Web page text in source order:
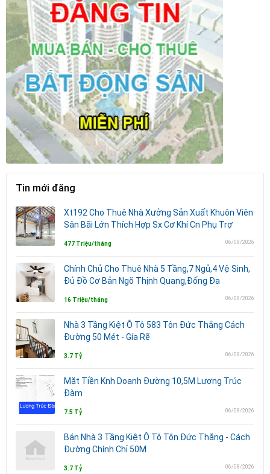
Tin mới đăng
Xt192 Cho Thuê Nhà Xưởng Sản Xuất Khuôn Viên
Sân Bãi Lớn Thích Hợp Sx Cơ Khí Cn Phụ Trợ
477 Triệu/tháng 06/08/2026
Chính Chủ Cho Thuê Nhà 5 Tầng,7 Ngủ,4 Vệ Sinh,
Đủ Đồ Cơ Bản Ngõ Thịnh Quang,Đống Đa
16 Triệu/tháng 06/08/2026
Nhà 3 Tầng Kiệt Ô Tô 583 Tôn Đức Thắng Cách
Đường 50 Mét - Gía Rẽ
3.7 Tỷ 06/08/2026
Mặt Tiền Knh Doanh Đường 10,5M Lương Trúc
Đàm
7.5 Tỷ 06/08/2026
Bán Nhà 3 Tầng Kiệt Ô Tô Tôn Đức Thắng - Cách
Đường Chính Chỉ 50M
3.7 Tỷ 06/08/2026